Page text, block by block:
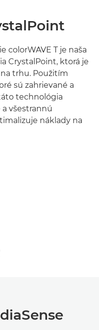
colorWAVE T je naša
CrystalPoint, ktorá je
trhu. Použitím
sú zahrievané a
technológia
všestrannú
náklady na